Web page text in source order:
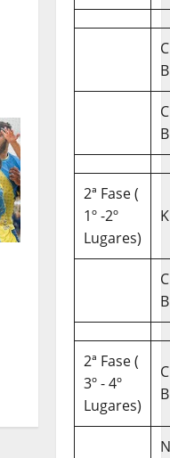
B
B
2ª Fase (
1º -2º
Lugares)
B
2ª Fase (
3º - 4º
Lugares)
B